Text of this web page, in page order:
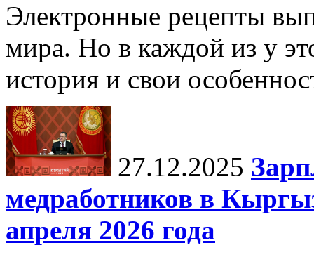
Электронные рецепты
мира. Но в каждой из у
история и свои
27.12.2025
медработников в
апреля 2026 года